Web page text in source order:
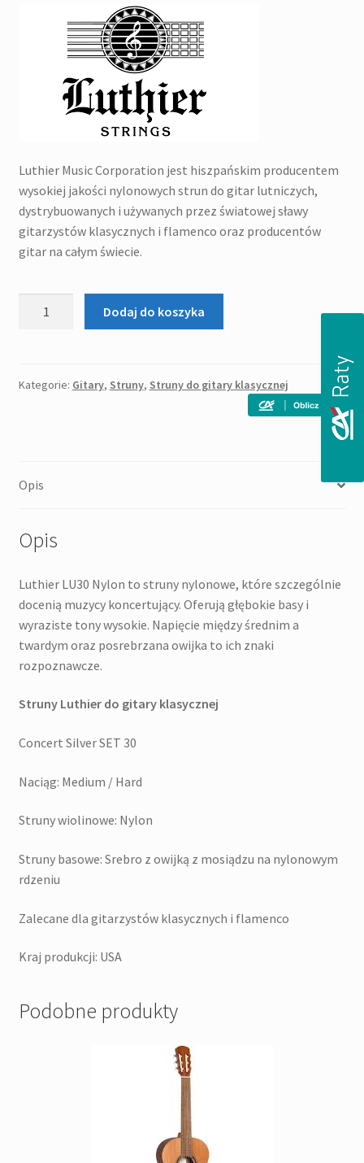
Luthier Music Corporation jest hiszpańskim producentem
wysokiej jakości nylonowych strun do gitar lutniczych,
dystrybuowanych i używanych przez światowej sławy
gitarzystów klasycznych i flamenco oraz producentów
gitar na całym świecie.
30
klasycznej
Dodaj do koszyka
Kategorie: Gitary, Struny, Struny do gitary klasycznej
Opis
Opis
Luthier LU30 Nylon to struny nylonowe, które szczególnie
docenią muzycy koncertujący. Oferują głębokie basy i
wyraziste tony wysokie. Napięcie między średnim a
twardym oraz posrebrzana owijka to ich znaki
rozpoznawcze.
Struny Luthier do gitary klasycznej
Concert Silver SET 30
Naciąg: Medium / Hard
Struny wiolinowe: Nylon
Struny basowe: Srebro z owijką z mosiądzu na nylonowym
rdzeniu
Zalecane dla gitarzystów klasycznych i flamenco
Kraj produkcji: USA
Podobne produkty